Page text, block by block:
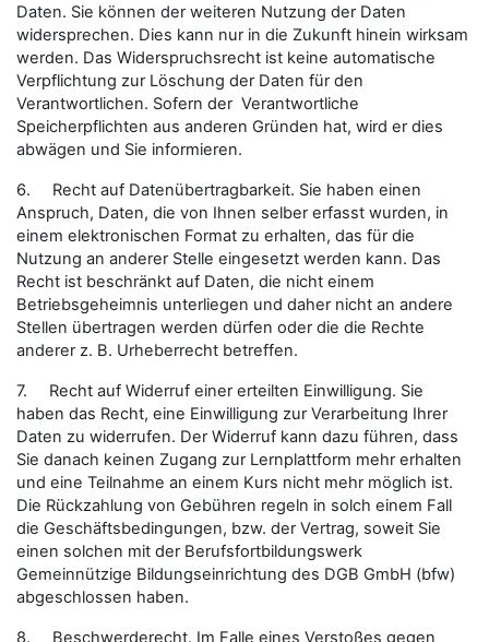
Daten. Sie können der weiteren Nutzung der Daten
widersprechen. Dies kann nur in die Zukunft hinein wirksam
werden. Das Widerspruchsrecht ist keine automatische
Verpflichtung zur Löschung der Daten für den
Verantwortlichen. Sofern der Verantwortliche
Speicherpflichten aus anderen Gründen hat, wird er dies
abwägen und Sie informieren.
6. Recht auf Datenübertragbarkeit. Sie haben einen
Anspruch, Daten, die von Ihnen selber erfasst wurden, in
einem elektronischen Format zu erhalten, das für die
Nutzung an anderer Stelle eingesetzt werden kann. Das
Recht ist beschränkt auf Daten, die nicht einem
Betriebsgeheimnis unterliegen und daher nicht an andere
Stellen übertragen werden dürfen oder die die Rechte
anderer z. B. Urheberrecht betreffen.
7. Recht auf Widerruf einer erteilten Einwilligung. Sie
haben das Recht, eine Einwilligung zur Verarbeitung Ihrer
Daten zu widerrufen. Der Widerruf kann dazu führen, dass
Sie danach keinen Zugang zur Lernplattform mehr erhalten
und eine Teilnahme an einem Kurs nicht mehr möglich ist.
Die Rückzahlung von Gebühren regeln in solch einem Fall
die Geschäftsbedingungen, bzw. der Vertrag, soweit Sie
einen solchen mit der Berufsfortbildungswerk
Gemeinnützige Bildungseinrichtung des DGB GmbH (bfw)
abgeschlossen haben.
8. Beschwerderecht. Im Falle eines Verstoßes gegen